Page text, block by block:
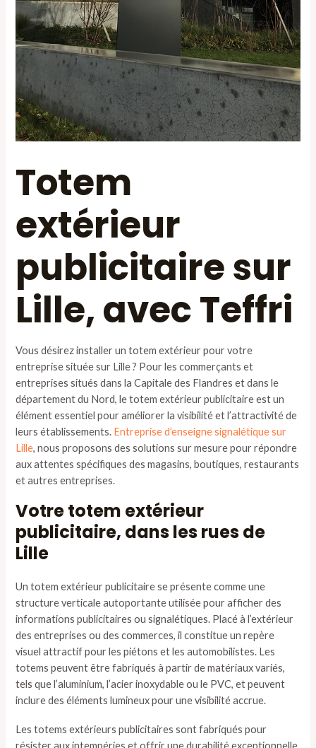
Totem
extérieur
publicitaire sur
Lille, avec Teffri
Vous désirez installer un totem extérieur pour votre
entreprise située sur Lille ? Pour les commerçants et
entreprises situés dans la Capitale des Flandres et dans le
département du Nord, le totem extérieur publicitaire est un
élément essentiel pour améliorer la visibilité et l’attractivité de
leurs établissements. Entreprise d’enseigne signalétique sur
Lille, nous proposons des solutions sur mesure pour répondre
aux attentes spécifiques des magasins, boutiques, restaurants
et autres entreprises.
Votre totem extérieur
publicitaire, dans les rues de
Lille
Un totem extérieur publicitaire se présente comme une
structure verticale autoportante utilisée pour afficher des
informations publicitaires ou signalétiques. Placé à l’extérieur
des entreprises ou des commerces, il constitue un repère
visuel attractif pour les piétons et les automobilistes. Les
totems peuvent être fabriqués à partir de matériaux variés,
tels que l’aluminium, l’acier inoxydable ou le PVC, et peuvent
inclure des éléments lumineux pour une visibilité accrue.
Les totems extérieurs publicitaires sont fabriqués pour
résister aux intempéries et offrir une durabilité exceptionnelle.